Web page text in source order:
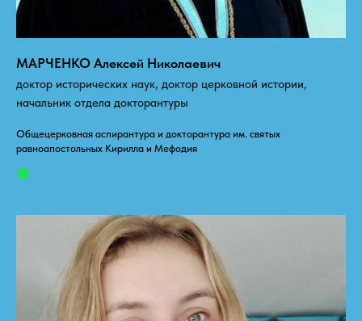
МАРЧЕНКО Алексей Николаевич
доктор исторических наук, доктор церковной истории,
начальник отдела докторантуры
Общецерковная аспирантура и докторантура им. святых
равноапостольных Кирилла и Мефодия